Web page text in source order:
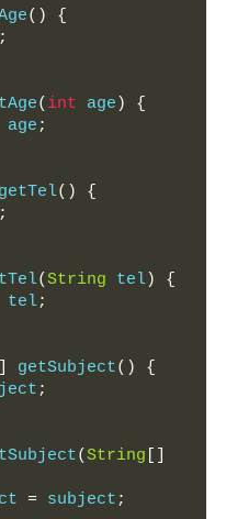
()
{
;
( int age )
{
age ;
()
{
;
(String tel)
{
tel;
getSubject()
{
;
(String
= subject ;